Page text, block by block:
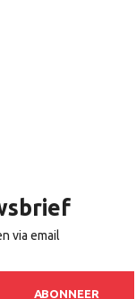
via email
ABONNEER